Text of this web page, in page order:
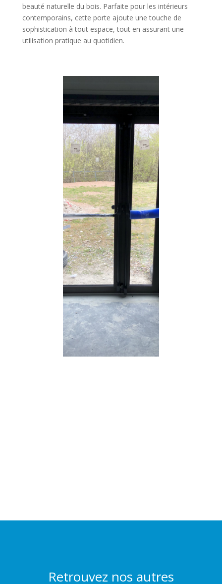
beauté naturelle du bois. Parfaite pour les intérieurs
contemporains, cette porte ajoute une touche de
sophistication à tout espace, tout en assurant une
utilisation pratique au quotidien.
Retrouvez nos autres